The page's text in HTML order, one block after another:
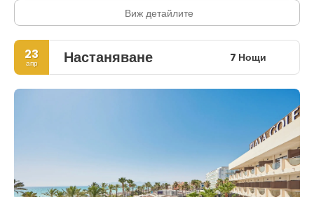
Виж детайлите
23
апр Настаняване 7 Нощи